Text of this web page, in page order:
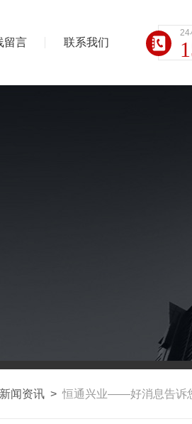
留言 联系我们
24
新闻资讯 >恒通兴业——好消息告诉